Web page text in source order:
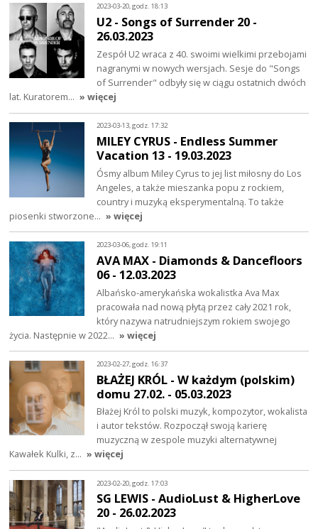
2023-03-20, godz. 18:13
U2 - Songs of Surrender 20 -
26.03.2023
Zespół U2 wraca z 40. swoimi wielkimi przebojami
nagranymi w nowych wersjach. Sesje do "Songs
of Surrender" odbyły się w ciągu ostatnich dwóch
lat. Kuratorem… » więcej
2023-03-13, godz. 17:32
MILEY CYRUS - Endless Summer
Vacation 13 - 19.03.2023
Ósmy album Miley Cyrus to jej list miłosny do Los
Angeles, a także mieszanka popu z rockiem,
country i muzyką eksperymentalną. To także
piosenki stworzone… » więcej
2023-03-06, godz. 19:11
AVA MAX - Diamonds & Dancefloors
06 - 12.03.2023
Albańsko-amerykańska wokalistka Ava Max
pracowała nad nową płytą przez cały 2021 rok,
który nazywa natrudniejszym rokiem swojego
życia. Następnie w 2022… » więcej
2023-02-27, godz. 16:37
BŁAŻEJ KRÓL - W każdym (polskim)
domu 27.02. - 05.03.2023
Błażej Król to polski muzyk, kompozytor, wokalista
i autor tekstów. Rozpoczął swoją karierę
muzyczną w zespole muzyki alternatywnej
Kawałek Kulki, z… » więcej
2023-02-20, godz. 17:03
SG LEWIS - AudioLust & HigherLove
20 - 26.02.2023